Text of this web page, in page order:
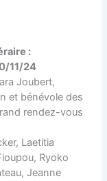
:
11/24
Joubert,
et bénévole des
rendez-vous
Laetitia
Ryoko
Jeanne